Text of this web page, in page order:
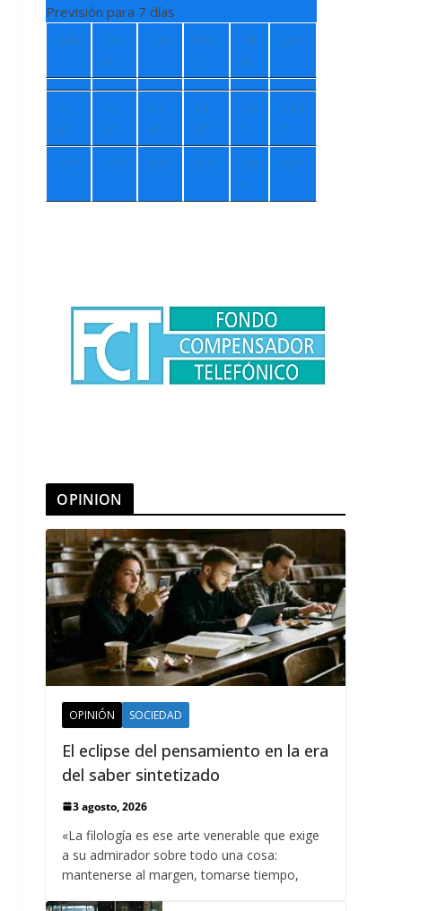
Previsión para 7 días
Sáb
Do
m
Lun
Ma
r
Mi
é
Jue
+1
6°
+1
5°
+1
4°
+1
3°
+9
°
+13
°
+7° +5° +3° +5° +8
°
+8°
OPINION
OPINIÓN SOCIEDAD
El eclipse del pensamiento en la era
del saber sintetizado
3 agosto, 2026
«La filología es ese arte venerable que exige
a su admirador sobre todo una cosa:
mantenerse al margen, tomarse tiempo,